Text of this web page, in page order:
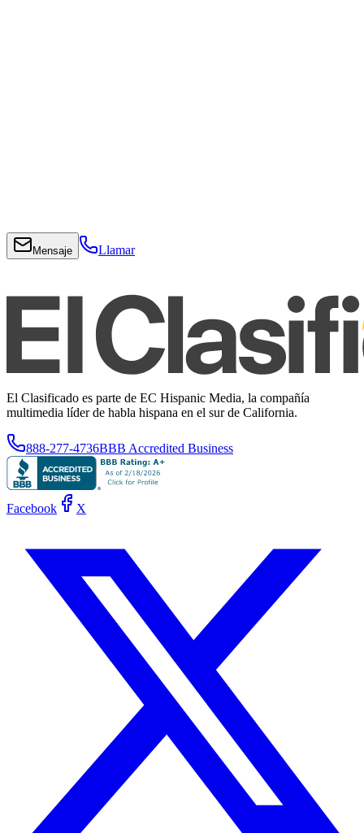
Mensaje Llamar
El Clasificado es parte de EC Hispanic Media, la compañía
multimedia líder de habla hispana en el sur de California.
888-277-4736BBB Accredited Business
Facebook X